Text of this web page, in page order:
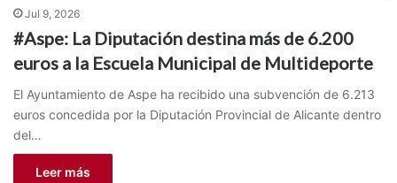
Jul 9, 2026
#Aspe: La Diputación destina más de 6.200
euros a la Escuela Municipal de Multideporte
El Ayuntamiento de Aspe ha recibido una subvención de 6.213
euros concedida por la Diputación Provincial de Alicante dentro
del…
Leer más